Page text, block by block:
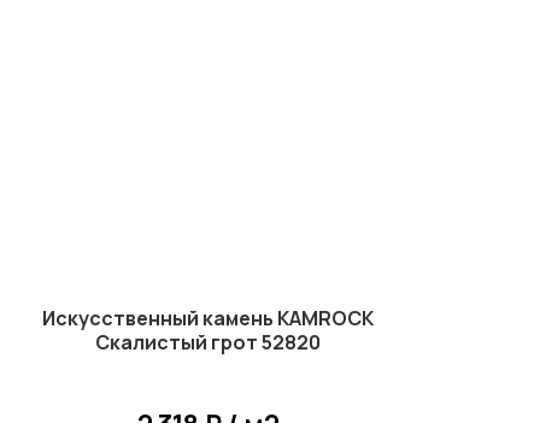
Искусственный камень KAMROCK
Скалистый грот 52820